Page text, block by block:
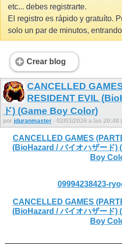
etc... debes registrarte.
El registro es rápido y gratuíto.
solo un par de minutos, entrando
Crear blog
CANCELLED
RESIDENT EVIL
ド) (Game Boy Color)
por jduranmaster - 02/03/2026 a las 20:48 (
CANCELLED GAMES
(BioHazard / バイオハザード)
Boy
09994238423-
CANCELLED GAMES
(BioHazard / バイオハザード)
Boy